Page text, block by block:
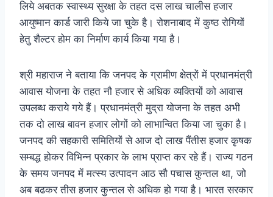
लिये अबतक स्वास्थ्य सुरक्षा के तहत दस लाख चालीस हजार
आयुष्मान कार्ड जारी किये जा चुके है। रोशनाबाद में कुष्ठ रोगियों
हेतु शैल्टर होम का निर्माण कार्य किया गया है।
श्री महाराज ने बताया कि जनपद के ग्रामीण क्षेत्रों में प्रधानमंत्री
आवास योजना के तहत नौ हजार से अधिक व्यक्तियों को आवास
उपलब्ध कराये गये हैं। प्रधानमंत्री मुद्रा योजना के तहत अभी
तक दो लाख बावन हजार लोगों को लाभान्वित किया जा चुका है।
जनपद की सहकारी समितियों से आज दो लाख पैंतीस हजार कृषक
सम्बद्ध होकर विभिन्न प्रकार के लाभ प्राप्त कर रहे हैं। राज्य गठन
के समय जनपद में मत्स्य उत्पादन आठ सौ पचास कुन्तल था, जो
अब बढकर तीस हजार कुन्तल से अधिक हो गया है। भारत सरकार